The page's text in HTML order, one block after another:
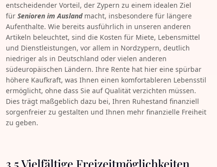
entscheidender Vorteil, der Zypern zu einem idealen Ziel
für Senioren im Auslandmacht, insbesondere für längere
Aufenthalte. Wie bereits ausführlich in unseren anderen
Artikeln beleuchtet, sind die Kosten für Miete, Lebensmittel
und Dienstleistungen, vor allem in Nordzypern, deutlich
niedriger als in Deutschland oder vielen anderen
südeuropäischen Ländern. Ihre Rente hat hier eine spürbar
höhere Kaufkraft, was Ihnen einen komfortableren Lebensstil
ermöglicht, ohne dass Sie auf Qualität verzichten müssen.
Dies trägt maßgeblich dazu bei, Ihren Ruhestand finanziell
sorgenfreier zu gestalten und Ihnen mehr finanzielle Freiheit
zu geben.
3.5 Vielfältige Freizeitmöglichkeiten